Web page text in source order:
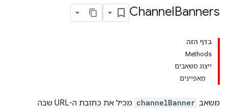
ChannelBanners
בדף הזה
Methods
ייצוג משאבים
מאפיינים
משאב channelBanner
מכיל את כתובת ה-URL שבה